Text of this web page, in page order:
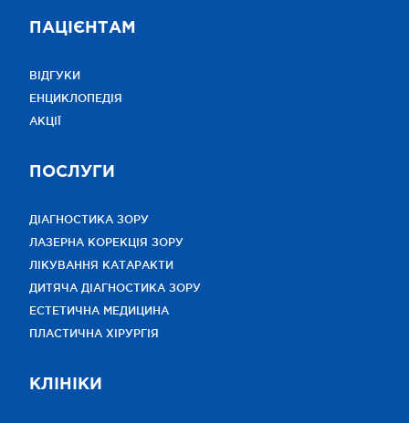
ПАЦІЄНТАМ
ВІДГУКИ
ЕНЦИКЛОПЕДІЯ
АКЦІЇ
ПОСЛУГИ
ДІАГНОСТИКА ЗОРУ
ЛАЗЕРНА КОРЕКЦІЯ ЗОРУ
ЛІКУВАННЯ КАТАРАКТИ
ДИТЯЧА ДІАГНОСТИКА ЗОРУ
ЕСТЕТИЧНА МЕДИЦИНА
ПЛАСТИЧНА ХІРУРГІЯ
КЛІНІКИ